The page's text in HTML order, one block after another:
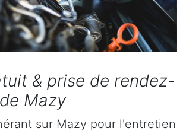
& prise de rendez-
Mazy
sur Mazy pour l'entretien